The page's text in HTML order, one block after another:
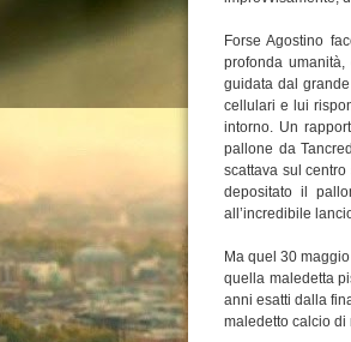
Forse Agostino
profonda
guidata dal
cellulari e lui
intorno. Un
pallone da
scattava sul
depositato il
all’incredibile
Ma quel 30
quella maledetta
anni esatti dalla
maledetto calcio di